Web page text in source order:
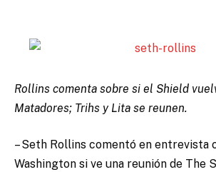
Rollins comenta sobre si el Shield
Matadores; Trihs y Lita se reunen.
– Seth Rollins comentó en entrevista
Washington si ve una reunión de The